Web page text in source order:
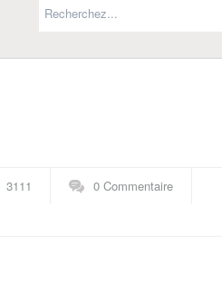
3111 0 Commentaire